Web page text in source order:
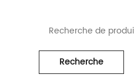
Recherche